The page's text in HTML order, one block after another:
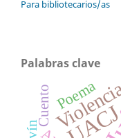
Para bibliotecarios/as
Palabras clave
Poema
Cuento